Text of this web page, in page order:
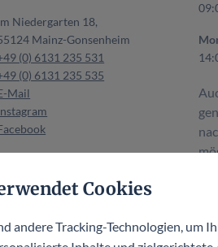
Niedergarten 18,
Mainz-Gonsenheim
(0) 6131 235 531
(0) 6131 235 535
Mail
Cookies
andere Tracking-Technologien, um